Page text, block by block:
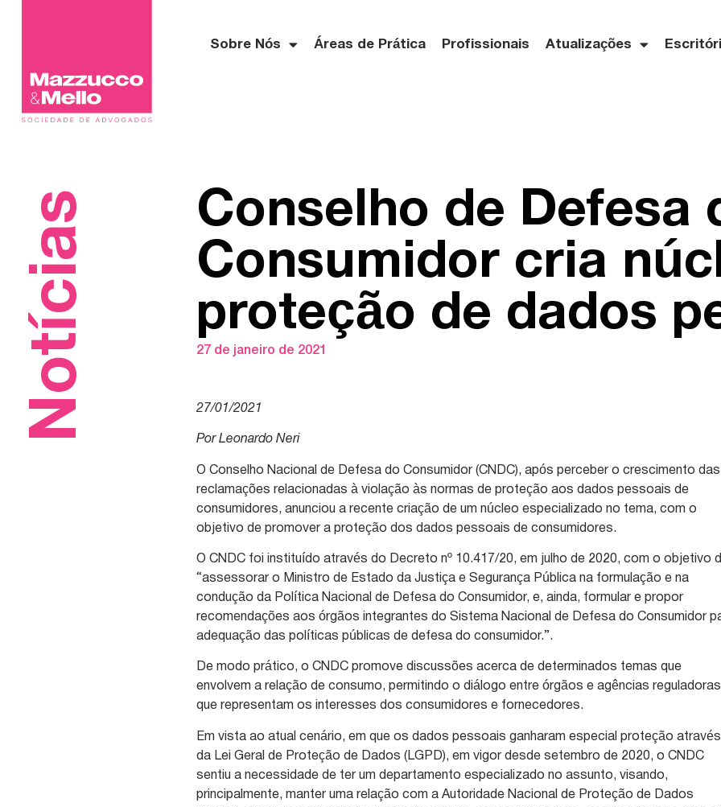
Sobre Nós Áreas de Prática Profissionais Atualizações
Notícias
Conselho de Defesa
Consumidor cria
proteção de dados
27 de janeiro de 2021
27/01/2021
Por Leonardo Neri
O Conselho Nacional de Defesa do Consumidor (CNDC), após perceber o crescimento das
reclamações relacionadas à violação às normas de proteção aos dados pessoais de
consumidores, anunciou a recente criação de um núcleo especializado no tema, com o
objetivo de promover a proteção dos dados pessoais de consumidores.
O CNDC foi instituído através do Decreto nº 10.417/20, em julho de 2020, com o objetivo
“assessorar o Ministro de Estado da Justiça e Segurança Pública na formulação e na
condução da Política Nacional de Defesa do Consumidor, e, ainda, formular e propor
recomendações aos órgãos integrantes do Sistema Nacional de Defesa do Consumidor
adequação das políticas públicas de defesa do consumidor.”.
De modo prático, o CNDC promove discussões acerca de determinados temas que
envolvem a relação de consumo, permitindo o diálogo entre órgãos e agências reguladoras
que representam os interesses dos consumidores e fornecedores.
Em vista ao atual cenário, em que os dados pessoais ganharam especial proteção através
da Lei Geral de Proteção de Dados (LGPD), em vigor desde setembro de 2020, o CNDC
sentiu a necessidade de ter um departamento especializado no assunto, visando,
principalmente, manter uma relação com a Autoridade Nacional de Proteção de Dados